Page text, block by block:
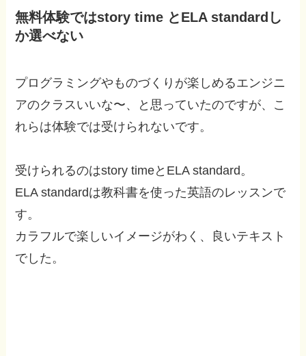
無料体験ではstory time とELA standardし
か選べない
プログラミングやものづくりが楽しめるエンジニ
アのクラスいいな〜、と思っていたのですが、こ
れらは体験では受けられないです。
受けられるのはstory timeとELA standard。
ELA standardは教科書を使った英語のレッスンで
す。
カラフルで楽しいイメージがわく、良いテキスト
でした。